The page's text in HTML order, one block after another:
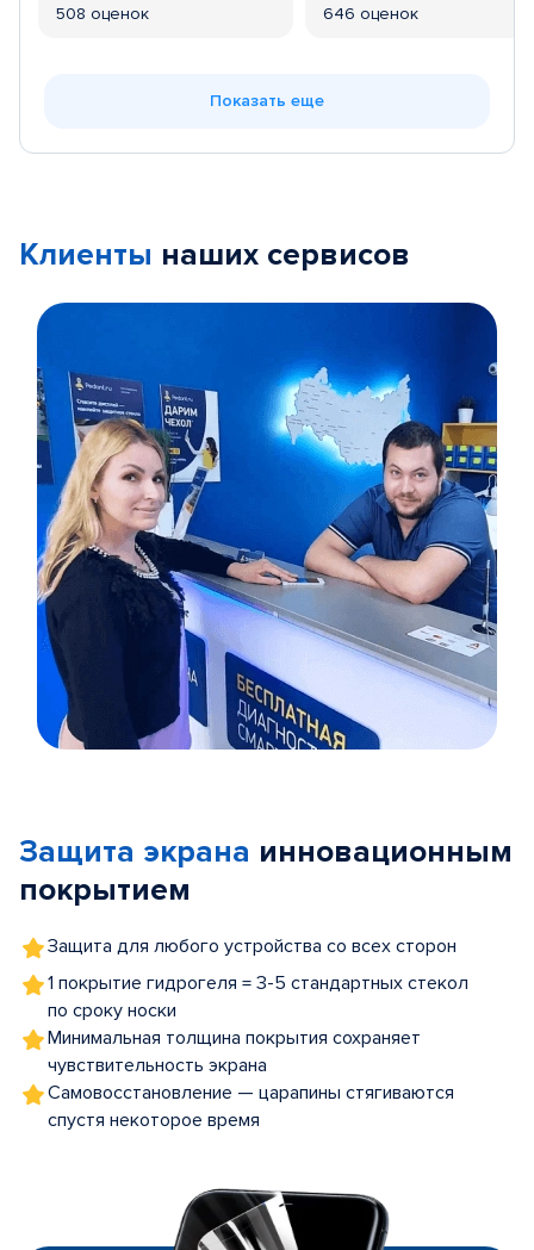
508 оценок 646 оценок
Показать еще
Клиенты наших сервисов
5
Защита экрана инновационным
покрытием
Защита для любого устройства со всех сторон
1 покрытие гидрогеля = 3-5 стандартных стекол
по сроку носки
Минимальная толщина покрытия сохраняет
чувствительность экрана
Самовосстановление — царапины стягиваются
спустя некоторое время